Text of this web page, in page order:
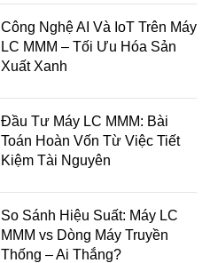
Công Nghệ AI Và IoT Trên Máy
LC MMM – Tối Ưu Hóa Sản
Xuất Xanh
Đầu Tư Máy LC MMM: Bài
Toán Hoàn Vốn Từ Việc Tiết
Kiệm Tài Nguyên
So Sánh Hiệu Suất: Máy LC
MMM vs Dòng Máy Truyền
Thống – Ai Thắng?